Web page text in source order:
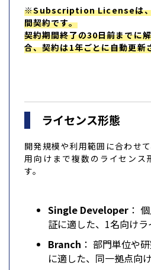
※Subscription Licenseは、
間契約です。
契約期間終了の30日前までに
合、契約は1年ごとに自動更新
ライセンス形態
開発規模や利用範囲に合わせ
用向けまで複数のライセンス
す。
Single Developer ：
証に適した、1名向けラ
Branch ： 部門単位や
に適した、同一拠点向